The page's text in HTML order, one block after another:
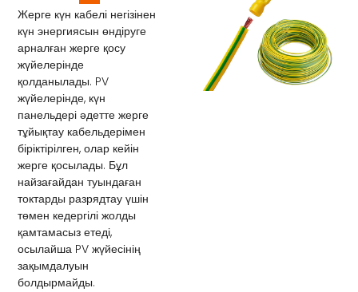
Жерге күн кабелі негізінен
күн энергиясын өндіруге
арналған жерге қосу
жүйелерінде
қолданылады. PV
жүйелерінде, күн
панельдері әдетте жерге
тұйықтау кабельдерімен
біріктірілген, олар кейін
жерге қосылады. Бұл
найзағайдан туындаған
токтарды разрядтау үшін
төмен кедергілі жолды
қамтамасыз етеді,
осылайша PV жүйесінің
зақымдалуын
болдырмайды.